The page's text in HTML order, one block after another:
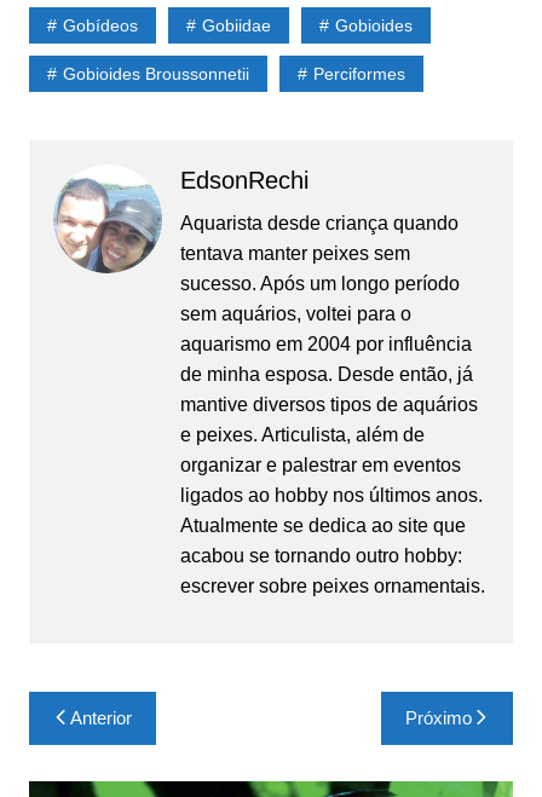
Gobídeos Gobiidae Gobioides
Gobioides Broussonnetii Perciformes
EdsonRechi
Aquarista desde criança quando
tentava manter peixes sem
sucesso. Após um longo período
sem aquários, voltei para o
aquarismo em 2004 por influência
de minha esposa. Desde então, já
mantive diversos tipos de aquários
e peixes. Articulista, além de
organizar e palestrar em eventos
ligados ao hobby nos últimos anos.
Atualmente se dedica ao site que
acabou se tornando outro hobby:
escrever sobre peixes ornamentais.
Navegação
de
Post
Anterior Próximo